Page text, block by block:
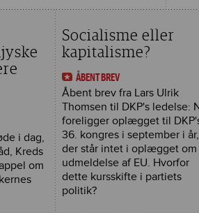
i dag,
Kreds
om
Socialisme eller
kapitalisme?
ÅBENT BREV
Åbent brev fra Lars Ulrik
Thomsen til DKP's ledelse:
foreligger oplægget til
36. kongres i september i
der står intet i oplægget om
udmeldelse af EU. Hvorfor
dette kursskifte i partiets
politik?